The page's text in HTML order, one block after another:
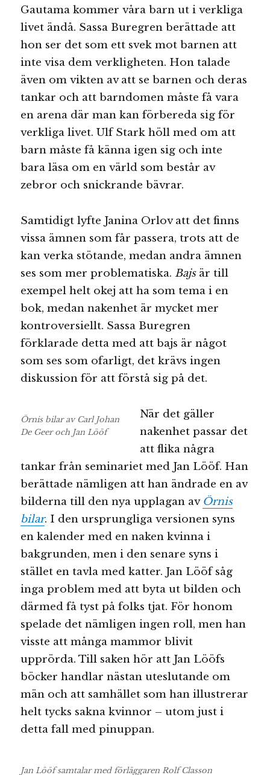
Gautama kommer våra barn ut i verkliga
livet ändå. Sassa Buregren berättade att
hon ser det som ett svek mot barnen att
inte visa dem verkligheten. Hon talade
även om vikten av att se barnen och deras
tankar och att barndomen måste få vara
en arena där man kan förbereda sig för
verkliga livet. Ulf Stark höll med om att
barn måste få känna igen sig och inte
bara läsa om en värld som består av
zebror och snickrande bävrar.
Samtidigt lyfte Janina Orlov att det finns
vissa ämnen som får passera, trots att de
kan verka stötande, medan andra ämnen
ses som mer problematiska.Bajs är till
exempel helt okej att ha som tema i en
bok, medan nakenhet är mycket mer
kontroversiellt. Sassa Buregren
förklarade detta med att bajs är något
som ses som ofarligt, det krävs ingen
diskussion för att förstå sig på det.
Örnis bilar av Carl Johan
De Geer och Jan Lööf
När det gäller
nakenhet passar det
att flika några
tankar från seminariet med Jan Lööf. Han
berättade nämligen att han ändrade en av
bilderna till den nya upplagan av Örnis
bilar. I den ursprungliga versionen syns
en kalender med en naken kvinna i
bakgrunden, men i den senare syns i
stället en tavla med katter. Jan Lööf såg
inga problem med att byta ut bilden och
därmed få tyst på folks tjat. För honom
spelade det nämligen ingen roll, men han
visste att många mammor blivit
upprörda. Till saken hör att Jan Lööfs
böcker handlar nästan uteslutande om
män och att samhället som han illustrerar
helt tycks sakna kvinnor – utom just i
detta fall med pinuppan.
Jan Lööf samtalar med förläggaren Rolf Classon